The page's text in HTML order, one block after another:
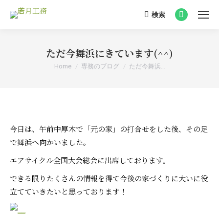
Search:
検索
Facebook
ただ今舞浜にきています(^^)
You are here:
Home 専務のブログ ただ今舞浜…
今日は、午前中厚木で「元の家」の打合せをした後、その足
で舞浜へ向かいました。
エアサイクル全国大会総会に出席しております。
できる限りたくさんの情報を得て今後の家づくりに大いに役
立てていきたいと思っております！